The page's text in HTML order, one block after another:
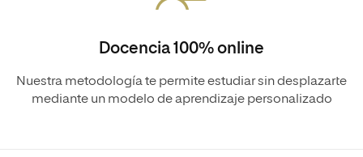
Docencia 100% online
Nuestra metodología te permite estudiar sin desplazarte
mediante un modelo de aprendizaje personalizado